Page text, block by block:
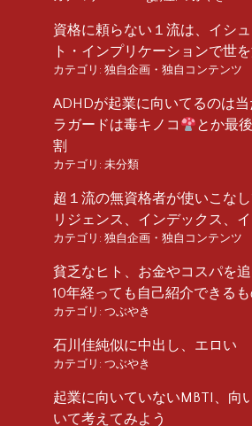
資格に頼らない１流は、イシ
ト・インプリケーションで世
カテゴリ: 独自企画・独自コンテンツ
ADHDが起業に向いてるのは
ラガードは毒キノコ
とか最
割
カテゴリ: 未分類
超１流の無資格者が使いこな
リジェンス、インデックス、
カテゴリ: 独自企画・独自コンテンツ
貧乏なヒト、お金やコスパを追
10年経っても自己紹介できる
カテゴリ: つぶやき
石川佳純似に中出し、エロい
カテゴリ: つぶやき
起業に向いていないMBTI、向
いて考えてみよう